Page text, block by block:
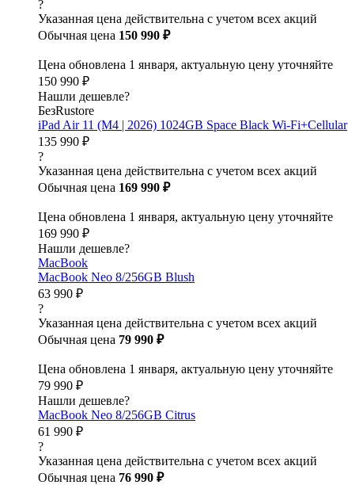
?
Указанная цена действительна с учетом всех акций
Обычная цена 150 990 ₽
Цена обновлена 1 января, актуальную цену уточняйте
150 990 ₽
Нашли дешевле?
БезRustore
iPad Air 11 (M4 | 2026) 1024GB Space Black Wi-Fi+Cellular
135 990 ₽
?
Указанная цена действительна с учетом всех акций
Обычная цена 169 990 ₽
Цена обновлена 1 января, актуальную цену уточняйте
169 990 ₽
Нашли дешевле?
MacBook
MacBook Neo 8/256GB Blush
63 990 ₽
?
Указанная цена действительна с учетом всех акций
Обычная цена 79 990 ₽
Цена обновлена 1 января, актуальную цену уточняйте
79 990 ₽
Нашли дешевле?
MacBook Neo 8/256GB Citrus
61 990 ₽
?
Указанная цена действительна с учетом всех акций
Обычная цена 76 990 ₽